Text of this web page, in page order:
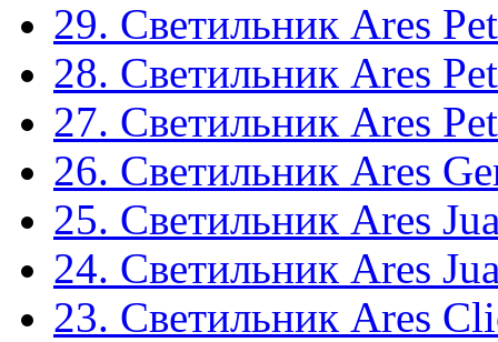
29. Светильник Ares
28. Светильник Ares
27. Светильник Ares
26. Светильник Ares
25. Светильник Ares
24. Светильник Ares
23. Светильник Ares